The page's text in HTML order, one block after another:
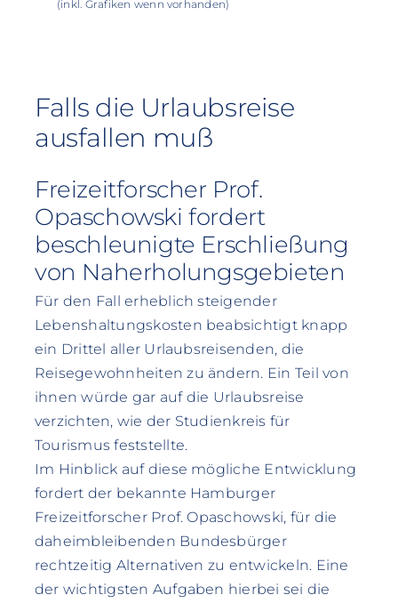
(inkl. Grafiken wenn vorhanden)
Falls die Urlaubsreise
ausfallen muß
Freizeitforscher Prof.
Opaschowski fordert
beschleunigte Erschließung
von Naherholungsgebieten
Für den Fall erheblich steigender
Lebenshaltungskosten beabsichtigt knapp
ein Drittel aller Urlaubsreisenden, die
Reisegewohnheiten zu ändern. Ein Teil von
ihnen würde gar auf die Urlaubsreise
verzichten, wie der Studienkreis für
Tourismus feststellte.
Im Hinblick auf diese mögliche Entwicklung
fordert der bekannte Hamburger
Freizeitforscher Prof. Opaschowski, für die
daheimbleibenden Bundesbürger
rechtzeitig Alternativen zu entwickeln. Eine
der wichtigsten Aufgaben hierbei sei die